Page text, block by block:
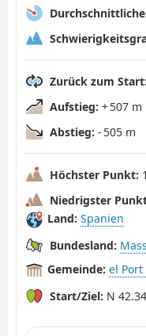
Zurück zum Start:
Aufstieg: + 507 m
Abstieg: - 505 m
Höchster Punkt:
Niedrigster
Land: Spanien
Bundesland:
Gemeinde: el Port
Start/Ziel: N